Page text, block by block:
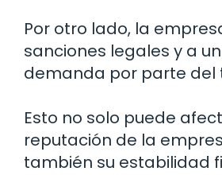
Por otro lado, la
sanciones legales y a
demanda por parte del
Esto no solo puede
reputación de la
también su estabilidad